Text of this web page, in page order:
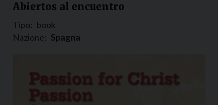
Abiertos al encuentro
Tipo: book
Nazione: Spagna